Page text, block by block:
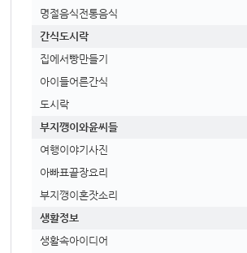
명절음식전통음식
간식도시락
집에서빵만들기
아이들어른간식
도시락
부지깽이와윤씨들
여행이야기사진
아빠표끝장요리
부지깽이혼잣소리
생활정보
생활속아이디어